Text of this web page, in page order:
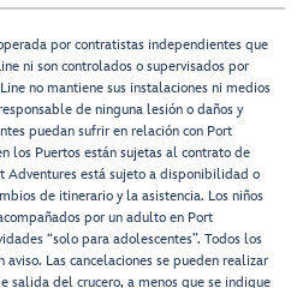
por contratistas independientes que
ni son controlados o supervisados por
no mantiene sus instalaciones ni medios
de ninguna lesión o daños y
puedan sufrir en relación con Port
los Puertos están sujetas al contrato de
Adventures está sujeto a disponibilidad o
de itinerario y la asistencia. Los niños
por un adulto en Port
“solo para adolescentes”. Todos los
Las cancelaciones se pueden realizar
salida del crucero, a menos que se indique